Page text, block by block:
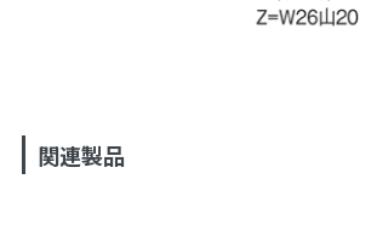
関連製品